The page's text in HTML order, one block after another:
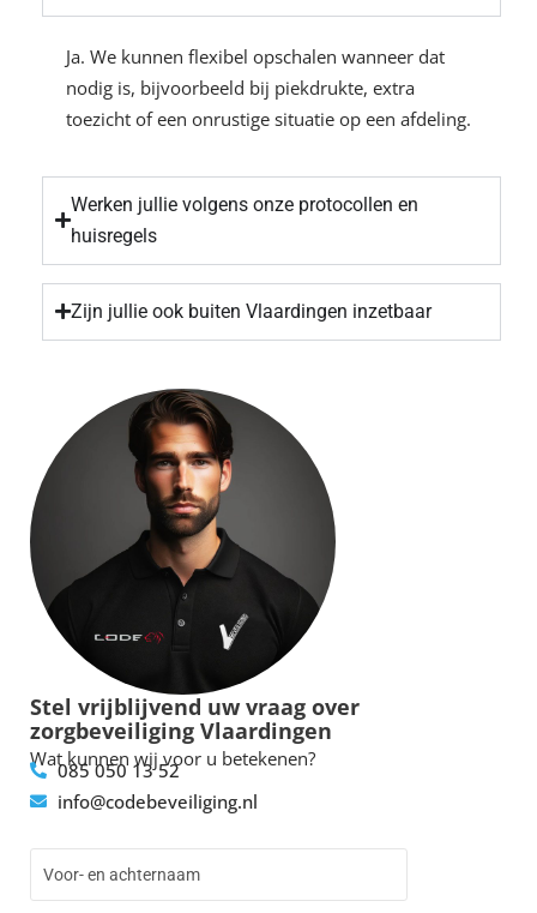
Ja. We kunnen flexibel opschalen wanneer dat
nodig is, bijvoorbeeld bij piekdrukte, extra
toezicht of een onrustige situatie op een afdeling.
Werken jullie volgens onze protocollen en
huisregels
Zijn jullie ook buiten Vlaardingen inzetbaar
Stel vrijblijvend uw vraag over
zorgbeveiliging Vlaardingen
Wat kunnen wij voor u betekenen?
085 050 13 52
info@codebeveiliging.nl